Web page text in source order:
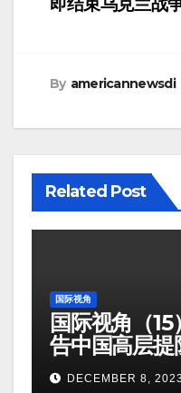
即结束乌克兰战
By americannewsdi
Related Post
国际视角
国际视角（
告中国高层提
DECEMBER 8, 2023